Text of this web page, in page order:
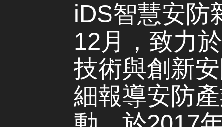
iDS智慧安防
12月，致力
技術與創新
細報導安防